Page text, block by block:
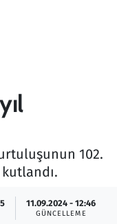
102.
11.09.2024 - 12:46
GÜNCELLEME